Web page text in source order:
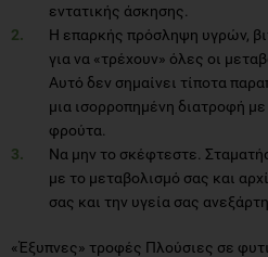
εντατικής άσκησης.
Η επαρκής πρόσληψη υγρών,
για να «τρέχουν» όλες οι
Αυτό δεν σημαίνει τίποτα
μια ισορροπημένη διατροφή
φρούτα.
Να μην το σκέφτεστε.
με το μεταβολισμό σας και
σας και την υγεία σας
«Έξυπνες» τροφές Πλούσιες σε